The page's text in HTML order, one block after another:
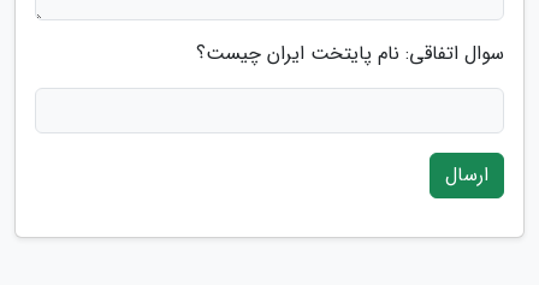
سوال اتفاقی: نام پایتخت ایران چیست؟
ارسال